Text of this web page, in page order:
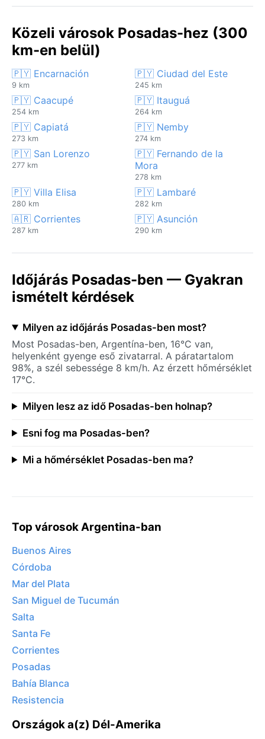
Közeli városok Posadas-hez (300
km-en belül)
🇵🇾 Encarnación
9 km
🇵🇾 Ciudad del Este
245 km
🇵🇾 Caacupé
254 km
🇵🇾 Itauguá
264 km
🇵🇾 Capiatá
273 km
🇵🇾 Nemby
274 km
🇵🇾 San Lorenzo
277 km
🇵🇾 Fernando de la
Mora
278 km
🇵🇾 Villa Elisa
280 km
🇵🇾 Lambaré
282 km
🇦🇷 Corrientes
287 km
🇵🇾 Asunción
290 km
Időjárás Posadas-ben — Gyakran
ismételt kérdések
Milyen az időjárás Posadas-ben most?
Most Posadas-ben, Argentína-ben, 16°C van,
helyenként gyenge eső zivatarral. A páratartalom
98%, a szél sebessége 8 km/h. Az érzett hőmérséklet
17°C.
Milyen lesz az idő Posadas-ben holnap?
Esni fog ma Posadas-ben?
Mi a hőmérséklet Posadas-ben ma?
Top városok Argentina-ban
Buenos Aires
Córdoba
Mar del Plata
San Miguel de Tucumán
Salta
Santa Fe
Corrientes
Posadas
Bahía Blanca
Resistencia
Országok a(z) Dél-Amerika